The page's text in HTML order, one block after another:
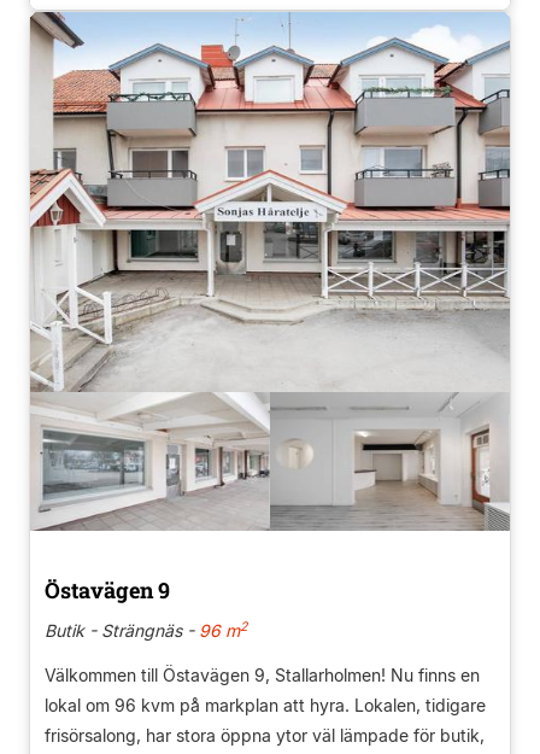
Östavägen 9
Butik - Strängnäs -96 m2
Välkommen till Östavägen 9, Stallarholmen! Nu finns en
lokal om 96 kvm på markplan att hyra. Lokalen, tidigare
frisörsalong, har stora öppna ytor väl lämpade för butik,